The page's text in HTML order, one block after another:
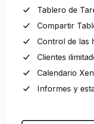
Tablero de
Compartir
Control de las
Clientes
Calendario
Informes y